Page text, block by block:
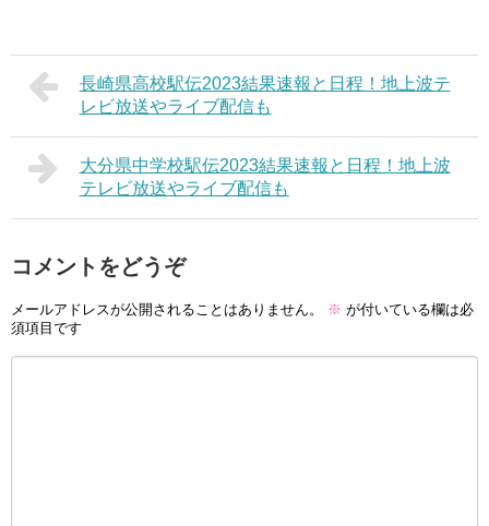
長崎県高校駅伝2023結果速報と日程！地上波テ
レビ放送やライブ配信も
大分県中学校駅伝2023結果速報と日程！地上波
テレビ放送やライブ配信も
コメントをどうぞ
メールアドレスが公開されることはありません。 ※ が付いている欄は必
須項目です